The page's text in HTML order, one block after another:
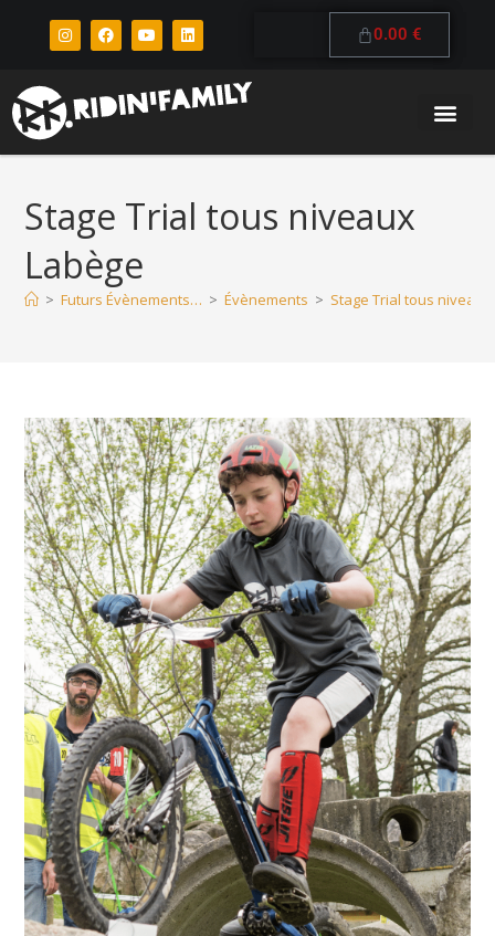
0.00 €
Stage Trial tous niveaux
Labège
> Futurs Évènements… > Évènements > Stage Trial tous